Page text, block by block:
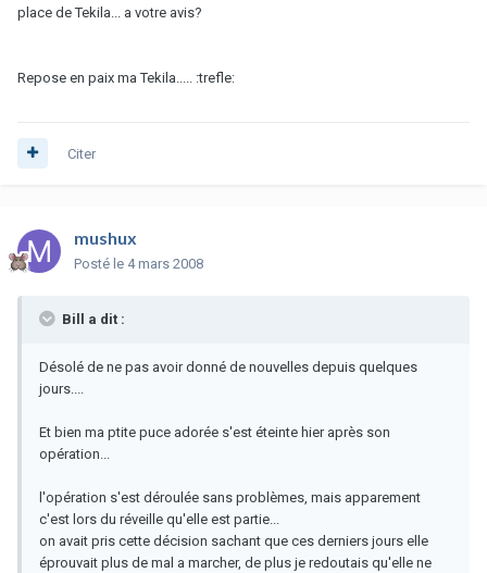
place de Tekila... a votre avis?
Repose en paix ma Tekila..... :trefle:
Citer
mushux
Posté le 4 mars 2008
Bill a dit :
Désolé de ne pas avoir donné de nouvelles depuis quelques
jours....
Et bien ma ptite puce adorée s'est éteinte hier après son
opération...
l'opération s'est déroulée sans problèmes, mais apparement
c'est lors du réveille qu'elle est partie...
on avait pris cette décision sachant que ces derniers jours elle
éprouvait plus de mal a marcher, de plus je redoutais qu'elle ne